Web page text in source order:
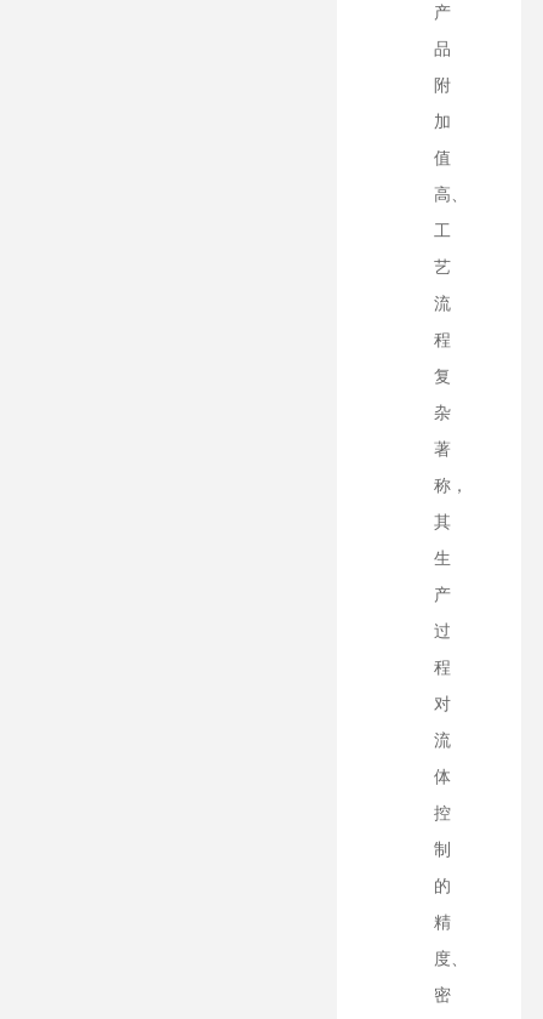
产
品
附
加
值
高、
工
艺
流
程
复
杂
著
称，
其
生
产
过
程
对
流
体
控
制
的
精
度、
密